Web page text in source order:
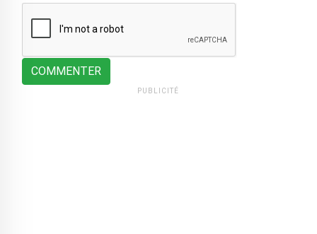
COMMENTER
PUBLICITÉ